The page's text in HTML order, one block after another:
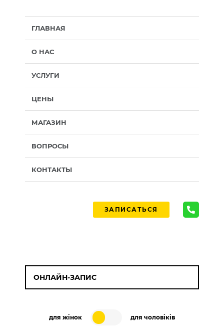
ГЛАВНАЯ
О НАС
УСЛУГИ
ЦЕНЫ
МАГАЗИН
ВОПРОСЫ
КОНТАКТЫ
ЗАПИСАТЬСЯ
ОНЛАЙН-ЗАПИС
для жінок для чоловіків